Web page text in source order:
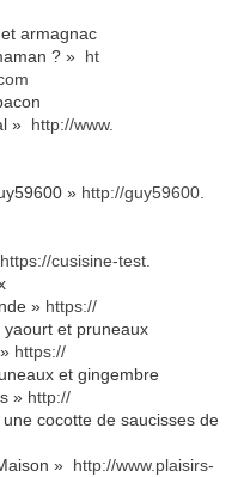
armagnac
? » ht
» http://www.
» http://guy59600.
https://cusisine-test.
» https://
et pruneaux
https://
et gingembre
» http://
une cocotte de saucisses de
» http://www.plaisirs-